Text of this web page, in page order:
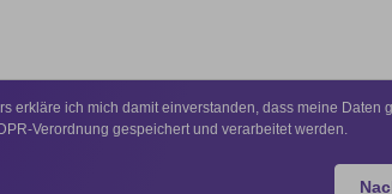
erkläre ich mich damit einverstanden, dass meine Daten
Verordnung gespeichert und verarbeitet werden.